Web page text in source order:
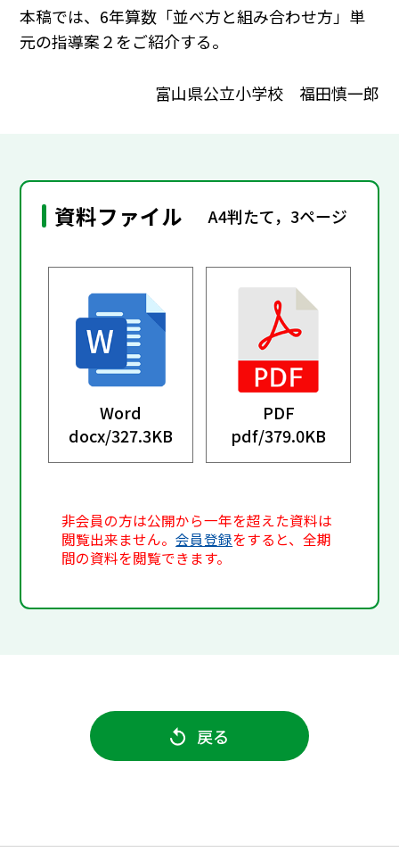
本稿では、6年算数「並べ方と組み合わせ方」単
元の指導案２をご紹介する。
富山県公立小学校 福田慎一郎
資料ファイル A4判たて，3ページ
Word
docx/327.3KB
PDF
pdf/379.0KB
非会員の方は公開から一年を超えた資料は
閲覧出来ません。会員登録をすると、全期
間の資料を閲覧できます。
戻る